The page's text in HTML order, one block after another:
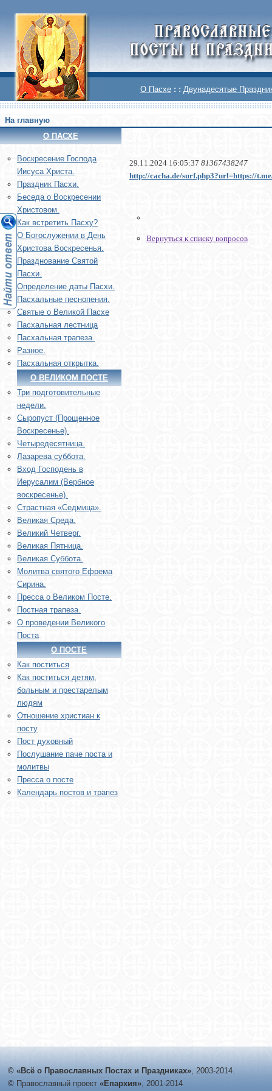
О Пасхе : : Двунадесятые
На главную
О ПАСХЕ
Воскреcение Господа
Иисуса Христа.
Праздник Пасхи.
Беседа о Воскресении
Христовом.
Как встретить Пасху?
О Богослужении в День
Христова Воскресенья.
Празднование Святой
Пасхи.
Определение даты Пасхи.
Пасхальные песнопения.
Святые о Великой Пасхе
Пасхальная лестница
Пасхальная трапеза.
Разное.
Пасхальная открытка.
О ВЕЛИКОМ ПОСТЕ
Три подготовительные
недели.
Сыропуст (Прощенное
Воскресенье).
Четыредесятница.
Лазарева суббота.
Вход Господень в
Иерусалим (Вербное
воскресенье).
Страстная «Седмица».
Великая Среда.
Великий Четверг.
Великая Пятница.
Великая Суббота.
Молитва святого Ефрема
Сирина.
Пресса о Великом Посте.
Постная трапеза.
О проведении Великого
Поста
О ПОСТЕ
Как поститься
Как поститься детям,
больным и престарелым
людям
Отношение христиан к
посту
Пост духовный
Послушание паче поста и
молитвы
Пресса о посте
Календарь постов и трапез
29.11.2024 16:05:37 81367438247
http://cacha.de/surf.php3?url=https://
Вернуться к списку вопросов
© «Всё о Православных Постах и Праздниках», 2003-2014.
© Православный проект «Епархия», 2001-2014